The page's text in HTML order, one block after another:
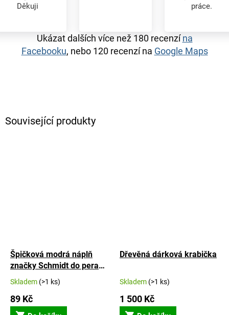
Související produkty
Špičková modrá náplň
značky Schmidt do pera
Portland S, L i Altos
Skladem (>1 ks)
89 Kč
Dřevěná dárková krabička
Skladem (>1 ks)
1 500 Kč
Děkuji
práce.
Ukázat dalších více než 180 recenzína
Facebooku, nebo 120 recenzí na Google Maps